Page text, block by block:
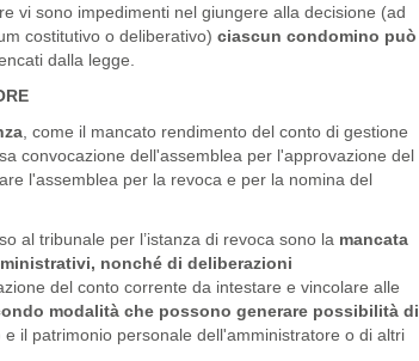
vi sono impedimenti nel giungere alla decisione (ad
costitutivo o deliberativo) ciascun condomino può
dalla legge.
, come il mancato rendimento del conto di gestione
convocazione dell'assemblea per l'approvazione del
l'assemblea per la revoca e per la nomina del
al tribunale per l’istanza di revoca sono la mancata
nonché di deliberazioni
del conto corrente da intestare e vincolare alle
modalità che possono generare possibilità di
e il patrimonio personale dell'amministratore o di altri